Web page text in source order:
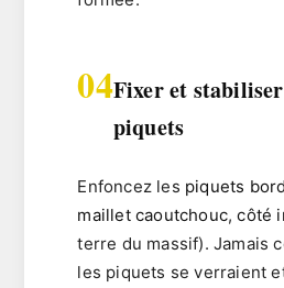
04Fixer et stabiliser
piquets
Enfoncez les piquets
maillet caoutchouc,côté
terre du massif). Jamais
les piquets se verraient